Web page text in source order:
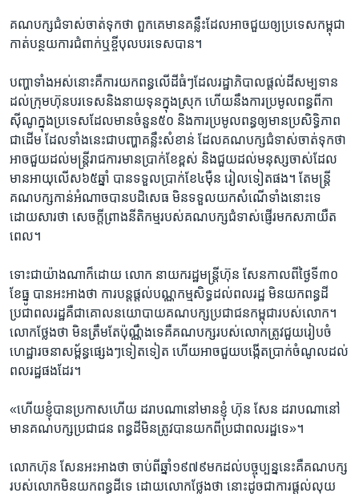
គណបក្ស​ជំទាស់ចាត់​ទុក​ថា​ ពួកគេ​មាន​គន្លឹះ​ដែល​អាច​ជួយឲ្យ​ប្រទេស​កម្ពុជា​
កាត់បន្ថយ​ការ​ជំពាក់​ឬ​ខ្ចី​បុល​បរទេស​បាន។​
បញ្ហា​ទាំងអស់​នោះ​គឺការ​យកពន្ធ​លើដី​ធំៗ​ដែល​រដ្ឋាភិបាល​ផ្តល់ដី​សម្បទាន​
ដល់ក្រុម​ហ៊ុន​បរទេស​និង​នាយទុន​ក្នុងស្រុក ​ហើយនឹង​ការ​ប្រមូល​ពន្ធ​ពីកា
ស៊ីណូ​ក្នុង​ប្រទេស​ដែល​មាន​ចំនួន​៥០​ និងការ​ប្រមូលពន្ធ​ឲ្យ​មាន​ប្រសិទ្ធិភាព​
ជាដើម ​ដែល​ទាំងនេះ​ជាបញ្ហា​គន្លឹះ​សំខាន់ ​ដែល​គណបក្ស​ជំទាស់​ចាត់ទុក​ថា​
អាចជួយ​ដល់​មន្ត្រី​រាជការ​មាន​ប្រាក់ខែ​ខ្ពស់ និង​ជួយ​ដល់​មនុស្សចាស់​ដែល​
មាន​អាយុលើស​៦៥​ឆ្នាំ ​បាន​ទទួល​ប្រាក់ខែ​៤ម៉ឺន រៀល​ទៀត​ផង។​ តែមន្ត្រី​
គណបក្ស​កាន់​អំណាច​បាន​បដិសេធ​ មិន​ទទួល​យក​សំណើ​ទាំងនោះទេ​
ដោយសារថា​ សេចក្តីព្រាង​នីតិកម្ម​របស់​គណបក្ស​ជំទាស់​ផ្ញើរ​មក​សភា​យឺត​
ពេល។​
ទោះជា​យ៉ាងណា​ក៏ដោយ​ លោក ​នាយក​រដ្ឋមន្ត្រី​ហ៊ុន​ សែន​កាលពីថ្ងៃ​ទី៣០​
ខែធ្នូ ​បាន​អះអាង​ថា​ ការ​បន្ត​ផ្តល់​បណ្ណកម្ម​សិទ្ធ​ដល់​ពលរដ្ឋ​ មិន​យក​ពន្ធដី​
ប្រជាពល​រដ្ឋ​គឺជា​គោលនយោបាយ​គណបក្ស​ប្រជាជន​កម្ពុជា​របស់​លោក។​
លោក​ថ្លែង​ថា ​មិនត្រឹមតែ​ប៉ុណ្ណឹង​ទេ​គឺគណបក្ស​របស់​លោក​ត្រូវជួយ​រៀបចំ​
ហេដ្ឋារចនា​សម្ព័ន្ធ​ផ្សេងៗ​ទៀត​ទៀត​ ហើយ​អាច​ជួយ​បង្កើត​ប្រាក់​ចំណូល​ដល់​
ពលរដ្ឋ​ផង​ដែរ។​
«ហើយ​ខ្ញុំ​បាន​ប្រកាស​ហើយ​ ដរាប​ណា​នៅមាន​ខ្ញុំ​ ហ៊ុន សែន ​ដរាបណានៅ​
មាន​គណបក្ស​ប្រជាជន​ ពន្ធដី​មិនត្រូវ​បាន​យកពី​ប្រជាពល​រដ្ឋ​ទេ»។​
លោក​ហ៊ុន​ សែន​អះអាង​ថា ​ចាប់ពីឆ្នាំ​១៩៧៩​មកដល់​បច្ចុប្បន្ននេះ​គឺ​គណបក្ស​
របស់​លោក​មិន​យកពន្ធ​ដីទេ​ ដោយលោក​ថ្លែង​ថា ​នោះ​ដូច​ជា​ការ​ផ្តល់​លុយ​